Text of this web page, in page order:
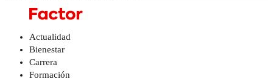
Actualidad
Bienestar
Carrera
Formación